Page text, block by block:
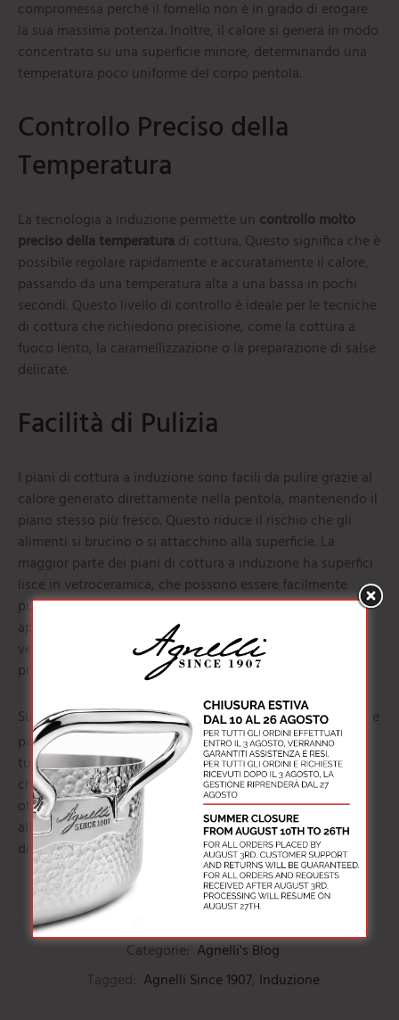
compromessa perché il fornello non è in grado di erogare
la sua massima potenza. Inoltre, il calore si genera in modo
concentrato su una superficie minore, determinando una
temperatura poco uniforme del corpo pentola.
Controllo Preciso della
Temperatura
La tecnologia a induzione permette un controllo molto
preciso della temperatura di cottura. Questo significa che è
possibile regolare rapidamente e accuratamente il calore,
passando da una temperatura alta a una bassa in pochi
secondi. Questo livello di controllo è ideale per le tecniche
di cottura che richiedono precisione, come la cottura a
fuoco lento, la caramellizzazione o la preparazione di salse
delicate.
Facilità di Pulizia
I piani di cottura a induzione sono facili da pulire grazie al
calore generato direttamente nella pentola, mantenendo il
piano stesso più fresco. Questo riduce il rischio che gli
alimenti si brucino o si attacchino alla superficie. La
maggior parte dei piani di cottura a induzione ha superfici
lisce in vetroceramica, che possono essere facilmente
pulite con unpanno umido. Per una pulizia più
approfondita, è possibile usare detergenti specifici per
vetroceramica o soluzioni di acqua e aceto, evitando
prodotti abrasivi.
Su pentoleagnelli.it, troverai una vasta gamma di pentole e
padelle specifiche per l’induzione, ideali per migliorare la
tua esperienza culinaria. Offriamo prodotti di alta qualità
che garantiscono una cottura uniforme e prestazioni
ottimali. Scegli tra le nostre selezioni di pentole in
alluminio per induzione e scopri come possono fare la
differenza nella tua cucina.
Categorie: Agnelli's Blog
Tagged: Agnelli Since 1907, Induzione